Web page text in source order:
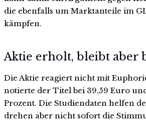
die ebenfalls um Marktanteile im
kämpfen.
Aktie erholt, bleibt aber
Die Aktie reagiert nicht mit
notierte der Titel bei 39,59 Euro
Prozent. Die Studiendaten helfen
drehen aber nicht sofort die